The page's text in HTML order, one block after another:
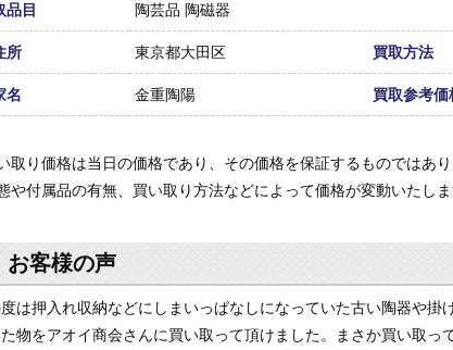
品目 陶芸品 陶磁器
所 東京都大田区 買取方法
名 金重陶陽 買取参考価
取り価格は当日の価格であり、その価格を保証するものではあ
や付属品の有無、買い取り方法などによって価格が変動いたしま
お客様の声
度は押入れ収納などにしまいっぱなしになっていた古い陶器や
物をアオイ商会さんに買い取って頂けました。まさか買い取っ